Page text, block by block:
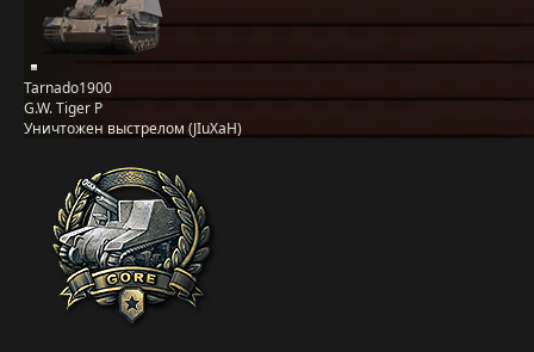
Tarnado1900
G.W. Tiger P
Уничтожен выстрелом (JIuXaH)